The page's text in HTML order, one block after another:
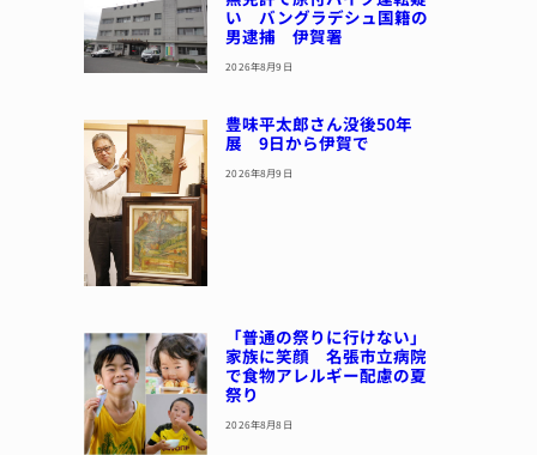
い バングラデシュ国籍の
男逮捕 伊賀署
2026年8月9日
豊味平太郎さん没後50年
展 9日から伊賀で
2026年8月9日
「普通の祭りに行けない」
家族に笑顔 名張市立病院
で食物アレルギー配慮の夏
祭り
2026年8月8日